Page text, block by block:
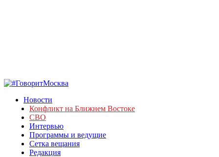
Новости
Конфликт на Ближнем Востоке
СВО
Интервью
Программы и ведущие
Сетка вещания
Редакция